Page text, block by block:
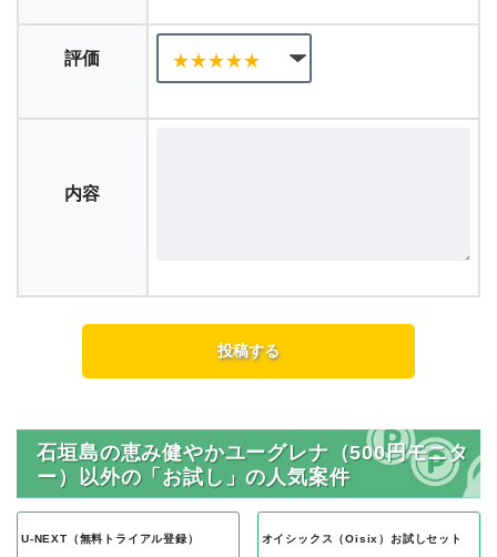
評価
内容
石垣島の恵み健やかユーグレナ（500円モニタ
ー）以外の「お試し」の人気案件
U-NEXT（無料トライアル登録） オイシックス（Oisix）お試しセット